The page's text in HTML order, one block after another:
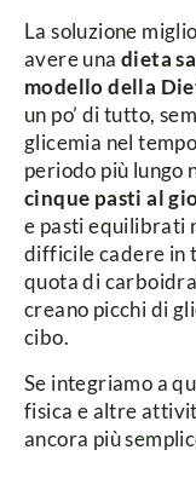
La soluzione
avere unadieta
modello della
un po’ di tutto,
glicemia nel
periodo più lungo
cinque pasti al
e pasti equilibrati
difficile cadere in
quota di
creano picchi di
cibo.
Se integriamo a
fisica e altre
ancora più